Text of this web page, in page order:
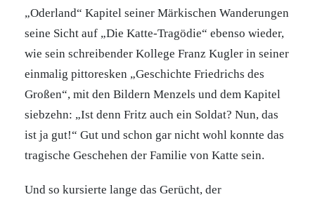
„Oderland“ Kapitel seiner Märkischen Wanderungen
seine Sicht auf „Die Katte-Tragödie“ ebenso wieder,
wie sein schreibender Kollege Franz Kugler in seiner
einmalig pittoresken „Geschichte Friedrichs des
Großen“, mit den Bildern Menzels und dem Kapitel
siebzehn: „Ist denn Fritz auch ein Soldat? Nun, das
ist ja gut!“ Gut und schon gar nicht wohl konnte das
tragische Geschehen der Familie von Katte sein.
Und so kursierte lange das Gerücht, der